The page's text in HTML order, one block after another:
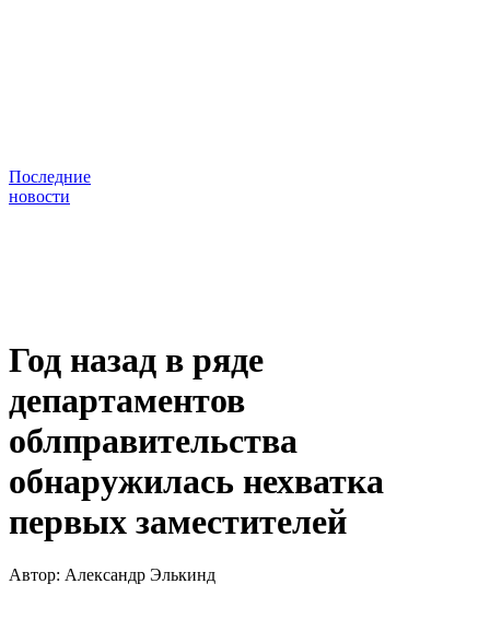
Последние
новости
Год назад в ряде
департаментов
облправительства
обнаружилась нехватка
первых заместителей
Автор: Александр Элькинд